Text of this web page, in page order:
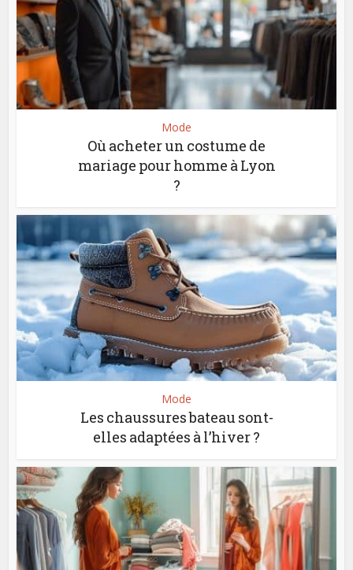
Mode
Où acheter un costume de
mariage pour homme à Lyon
?
Mode
Les chaussures bateau sont-
elles adaptées à l’hiver ?